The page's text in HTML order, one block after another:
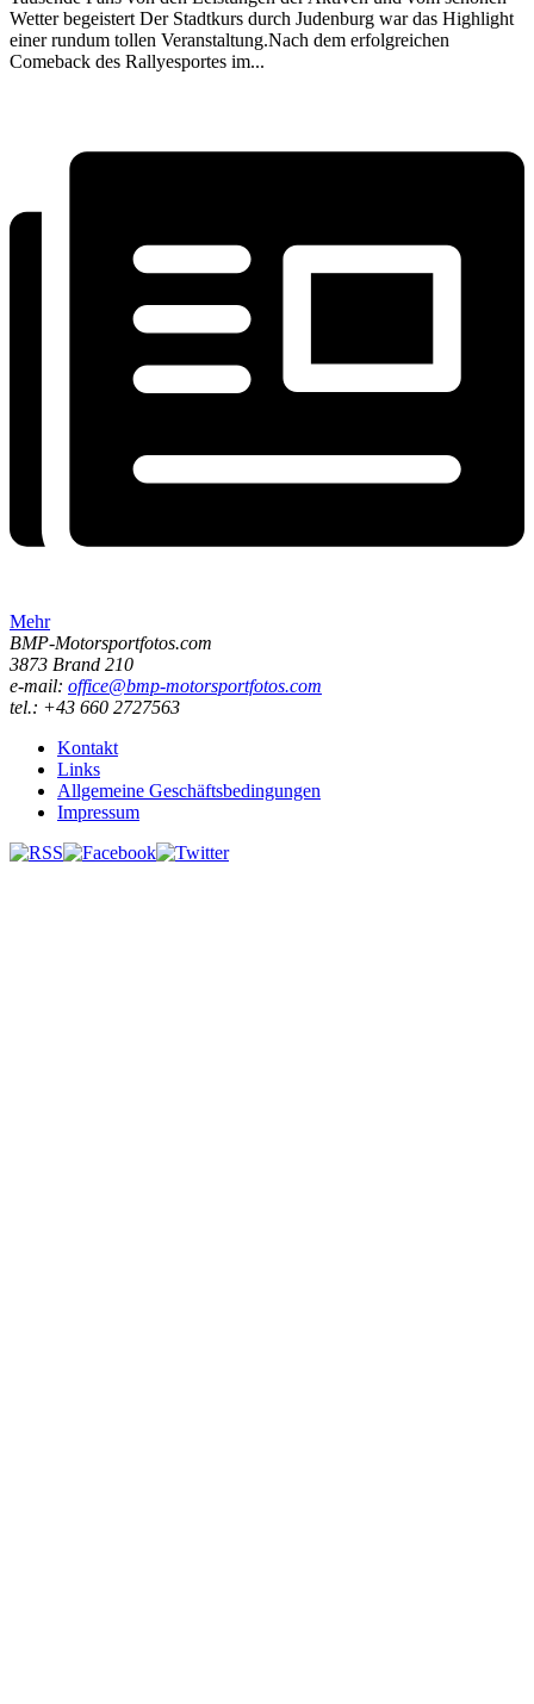
Wetter begeistert Der Stadtkurs durch Judenburg war das Highlight
einer rundum tollen Veranstaltung.Nach dem erfolgreichen
Comeback des Rallyesportes im...
Mehr
BMP-Motorsportfotos.com
3873 Brand 210
e-mail: office@bmp-motorsportfotos.com
tel.: +43 660 2727563
Kontakt
Links
Allgemeine Geschäftsbedingungen
Impressum